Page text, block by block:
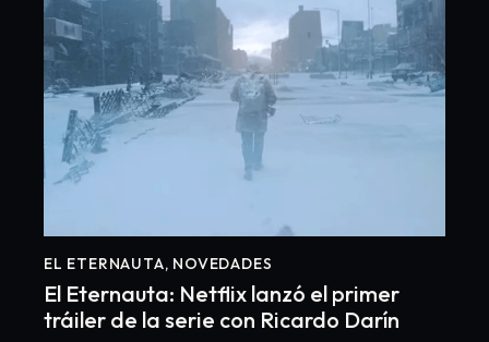
EL ETERNAUTA, NOVEDADES
El Eternauta: Netflix lanzó el primer
tráiler de la serie con Ricardo Darín